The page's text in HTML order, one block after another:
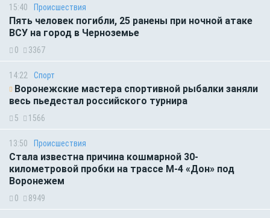
15:40 Происшествия
Пять человек погибли, 25 ранены при ночной атаке
ВСУ на город в Черноземье
0 3367
14:22 Спорт
Воронежские мастера спортивной рыбалки заняли
весь пьедестал российского турнира
5 1566
13:50 Происшествия
Стала известна причина кошмарной 30-
километровой пробки на трассе М-4 «Дон» под
Воронежем
0 8949